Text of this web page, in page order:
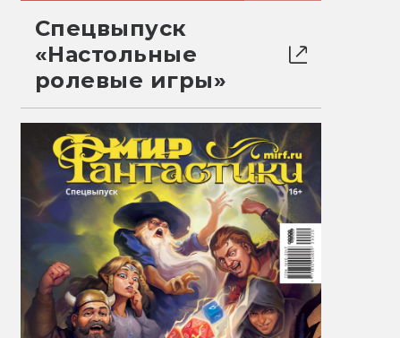
Спецвыпуск
«Настольные
ролевые игры»